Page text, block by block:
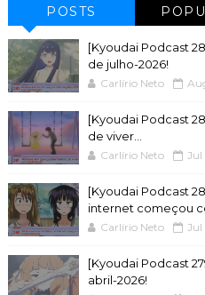
POSTS
[Kyoudai Podcast
de julho-2026!
Carlírio Neto
[Kyoudai Podcast
de viver...
Carlírio Neto Jul
[Kyoudai Podcast
internet começou
Carlírio Neto Jul
[Kyoudai Podcast
abril-2026!